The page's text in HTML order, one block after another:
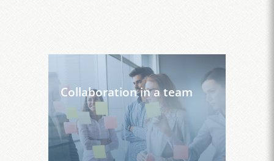
Collaboration in a team